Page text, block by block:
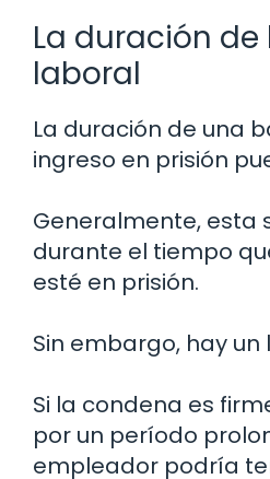
La duración
laboral
La duración de una
ingreso en prisión
Generalmente, esta
durante el tiempo
esté en prisión.
Sin embargo, hay un
Si la condena es
por un período
empleador podría